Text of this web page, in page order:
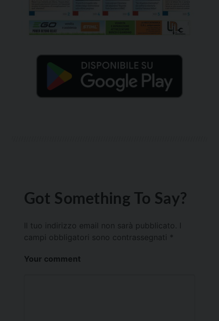
Got Something To Say?
Il tuo indirizzo email non sarà pubblicato.
campi obbligatori sono contrassegnati *
Your comment